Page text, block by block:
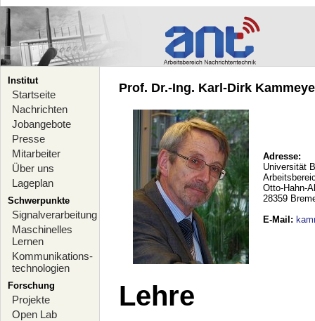
Institut
Startseite
Nachrichten
Jobangebote
Presse
Mitarbeiter
Über uns
Lageplan
Schwerpunkte
Signalverarbeitung
Maschinelles
Lernen
Kommunikations-
technologien
Forschung
Projekte
Open Lab
Prof. Dr.-Ing. Karl-Dirk
Adresse:
Universität
Otto-Hahn-
28359
E-Mail :
Lehre